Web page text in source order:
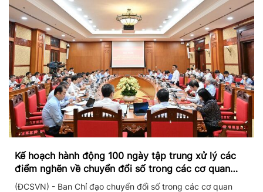
Kế hoạch hành động 100 ngày tập trung xử lý các
điểm nghẽn về chuyển đổi số trong các cơ quan
Đảng
(ĐCSVN) - Ban Chỉ đạo chuyển đổi số trong các cơ quan